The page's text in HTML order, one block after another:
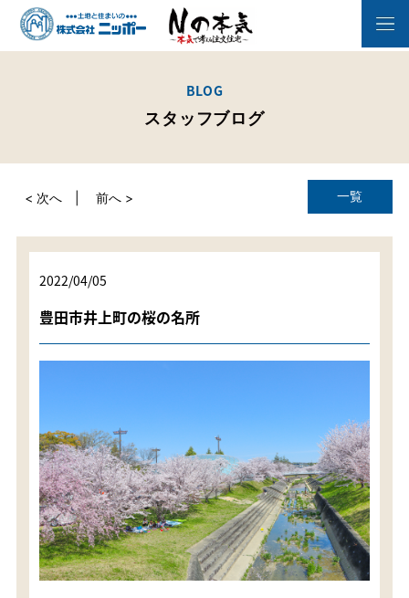
BLOG
スタッフブログ
一覧
< 次へ 前へ >
2022/04/05
豊田市井上町の桜の名所